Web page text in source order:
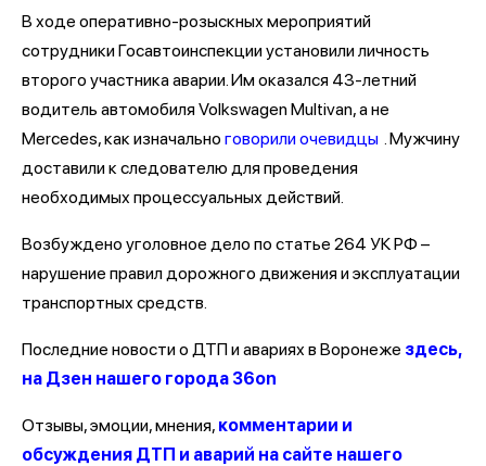
В ходе оперативно-розыскных мероприятий
сотрудники Госавтоинспекции установили личность
второго участника аварии. Им оказался 43-летний
водитель автомобиля Volkswagen Multivan, а не
Mercedes, как изначально говорили очевидцы . Мужчину
доставили к следователю для проведения
необходимых процессуальных действий.
Возбуждено уголовное дело по статье 264 УК РФ –
нарушение правил дорожного движения и эксплуатации
транспортных средств.
Последние новости о ДТП и авариях в Воронеже здесь,
на Дзен нашего города 36on
Отзывы, эмоции, мнения, комментарии и
обсуждения ДТП и аварий на сайте нашего